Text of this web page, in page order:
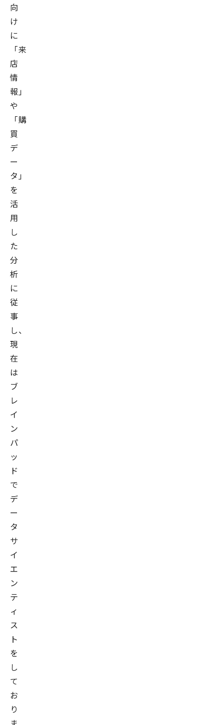
向
け
に
「来
店
情
報」
や
「購
買
デ
ー
タ」
を
活
用
し
た
分
析
に
従
事
し、
現
在
は
ブ
レ
イ
ン
パ
ッ
ド
で
デ
ー
タ
サ
イ
エ
ン
テ
ィ
ス
ト
を
し
て
お
り